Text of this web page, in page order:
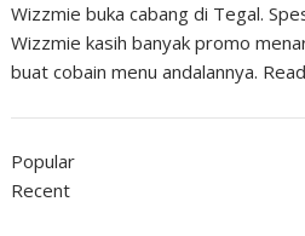
Wizzmie buka cabang di Tegal.
Wizzmie kasih banyak promo
buat cobain menu andalannya.
Popular
Recent